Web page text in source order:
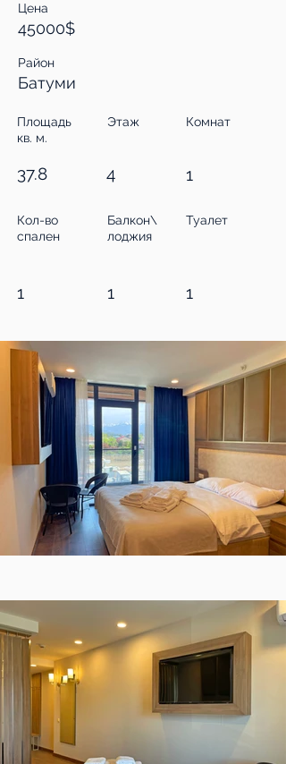
Цена
45000$
Район
Батуми
Площадь
кв. м.
Этаж Комнат
37.8 4 1
Кол-во
спален
Балкон\
лоджия
Туалет
1 1 1